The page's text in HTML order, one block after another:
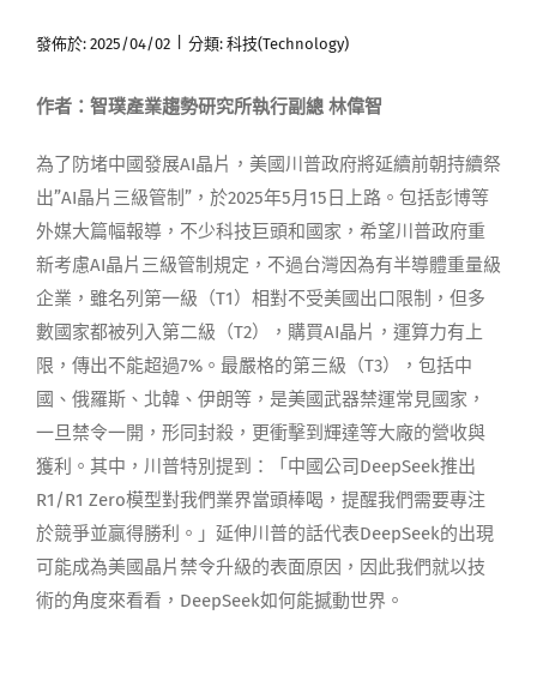
發佈於: 2025/04/02 分類: 科技(Technology)
作者：智璞產業趨勢研究所執行副總 林偉智
為了防堵中國發展AI晶片，美國川普政府將延續前朝持續祭
出”AI晶片三級管制”，於2025年5月15日上路。包括彭博等
外媒大篇幅報導，不少科技巨頭和國家，希望川普政府重
新考慮AI晶片三級管制規定，不過台灣因為有半導體重量級
企業， 雖名列第一級 （T1） 相對不受美國出口 限制， 但多
數國家都被列入第二級 （T2）
，購買AI晶片，運算力有上
限，傳出不能超過7%。 最嚴格的第三級 （T3）
，包括中
國、俄羅斯、北韓、伊朗等，是美國武器禁運常見國家，
一旦禁令一開，形同封殺，更衝擊到輝達等大廠的營收與
獲利。其中，川普特別提到：「中國公司DeepSeek推出
R1/R1 Zero模型對我們業界當頭棒喝，提醒我們需要專注
於競爭並贏得勝利。」 延伸川普的話代表DeepSeek的出現
可能成為美國晶片禁令升級的表面原因，因此我們就以技
術的角度來看看， DeepSeek如何能撼動世界。